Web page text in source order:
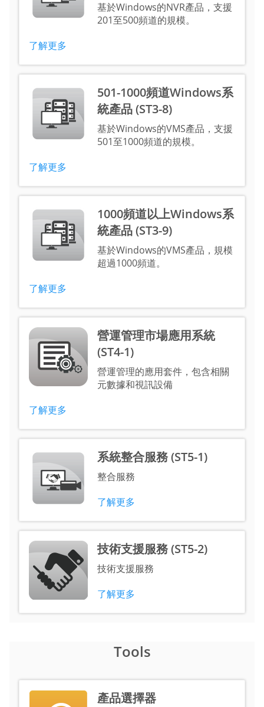
基於Windows的NVR產品，支援
201至500頻道的規模。
了解更多
501-1000頻道Windows系
統產品 (ST3-8)
基於Windows的VMS產品，支援
501至1000頻道的規模。
了解更多
1000頻道以上Windows系
統產品 (ST3-9)
基於Windows的VMS產品，規模
超過1000頻道。
了解更多
營運管理市場應用系統
(ST4-1)
營運管理的應用套件，包含相關
元數據和視訊設備
了解更多
系統整合服務 (ST5-1)
整合服務
了解更多
技術支援服務 (ST5-2)
技術支援服務
了解更多
Tools
產品選擇器